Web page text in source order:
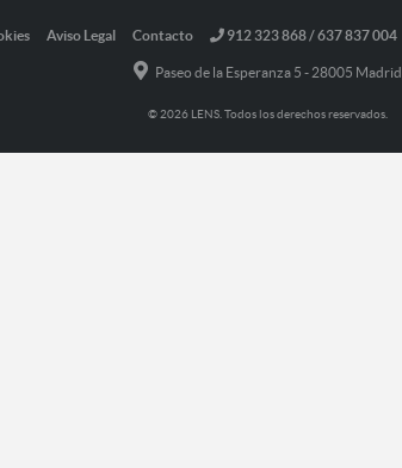
Aviso Legal Contacto 912 323 868 / 637 837 004
Paseo de la Esperanza 5 - 28005 Madrid
© 2026 LENS. Todos los derechos reservados.